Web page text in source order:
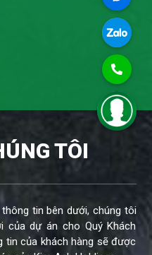
TÔI
tin bên dưới, chúng tôi
dự án cho Quý Khách
tin của khách hàng sẽ được